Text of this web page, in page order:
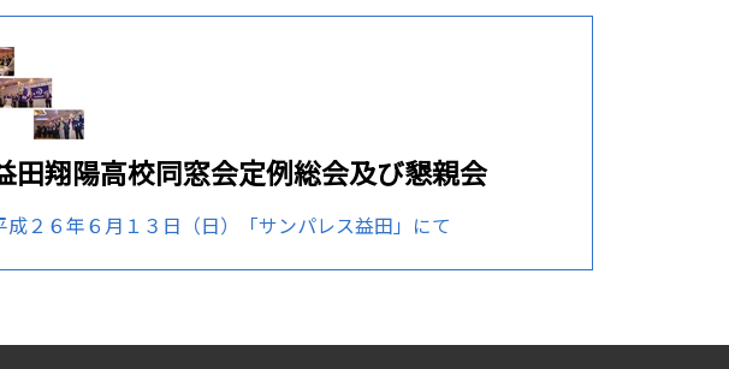
田翔陽高校同窓会定例総会及び懇親会
成２６年６月１３日（日）「サンパレス益田」にて